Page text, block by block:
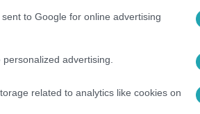
to Google for online advertising
advertising.
related to analytics like cookies on